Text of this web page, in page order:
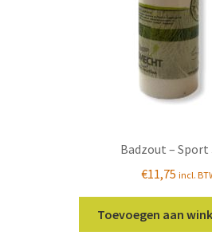
Badzout – Sport
€11,75 incl.
Toevoegen aan